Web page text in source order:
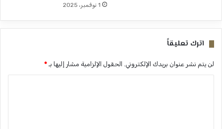
1 نوفمبر، 2025
اترك تعليقاً
لن يتم نشر عنوان بريدك الإلكتروني. الحقول الإلزامية مشار إليها بـ *